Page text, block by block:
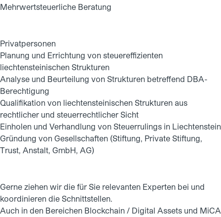
Mehrwertsteuerliche Beratung
Privatpersonen
Planung und Errichtung von steuereffizienten
liechtensteinischen Strukturen
Analyse und Beurteilung von Strukturen betreffend DBA-
Berechtigung
Qualifikation von liechtensteinischen Strukturen aus
rechtlicher und steuerrechtlicher Sicht
Einholen und Verhandlung von Steuerrulings in Liechtenstein
Gründung von Gesellschaften (Stiftung, Private Stiftung,
Trust, Anstalt, GmbH, AG)
Gerne ziehen wir die für Sie relevanten Experten bei und
koordinieren die Schnittstellen.
Auch in den Bereichen Blockchain / Digital Assets und MiCA